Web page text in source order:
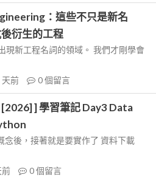
：這些不只是新名
衍生的工程
現新工程名詞的領域。 我們才剛學會
天前 0個留言
] 學習筆記 Day3 Data
念後，接著就是要實作了 資料下載
前 0個留言